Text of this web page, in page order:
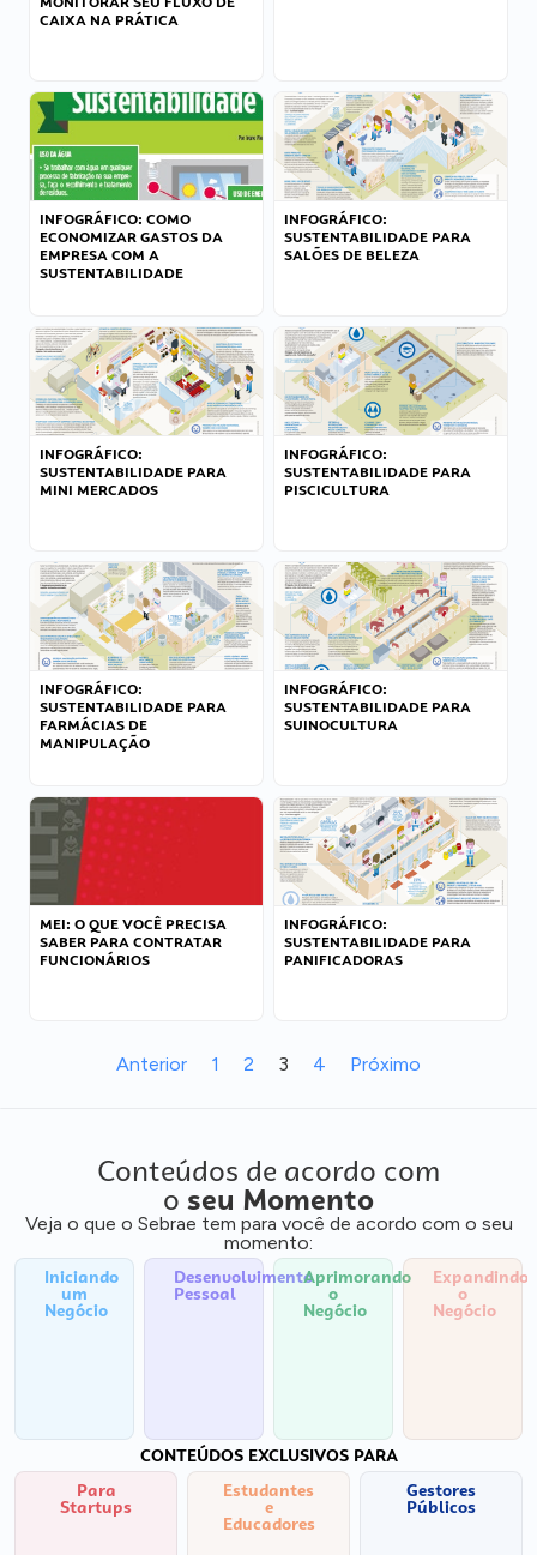
CAIXA NA PRÁTICA
INFOGRÁFICO: COMO
ECONOMIZAR GASTOS DA
EMPRESA COM A
SUSTENTABILIDADE
INFOGRÁFICO:
SUSTENTABILIDADE PARA
SALÕES DE BELEZA
INFOGRÁFICO:
SUSTENTABILIDADE PARA
MINI MERCADOS
INFOGRÁFICO:
SUSTENTABILIDADE PARA
PISCICULTURA
INFOGRÁFICO:
SUSTENTABILIDADE PARA
FARMÁCIAS DE
MANIPULAÇÃO
INFOGRÁFICO:
SUSTENTABILIDADE PARA
SUINOCULTURA
MEI: O QUE VOCÊ PRECISA
SABER PARA CONTRATAR
FUNCIONÁRIOS
INFOGRÁFICO:
SUSTENTABILIDADE PARA
PANIFICADORAS
Anterior 1 2 3 4 Próximo
Conteúdos de acordo com
o seu Momento
Veja o que o Sebrae tem para você de acordo com o seu
momento:
Iniciando
um
Negócio
Desenvolvimento
Pessoal
Aprimorando
o
Negócio
Expandindo
o
Negócio
CONTEÚDOS EXCLUSIVOS PARA
Para
Startups
Estudantes
e
Educadores
Gestores
Públicos